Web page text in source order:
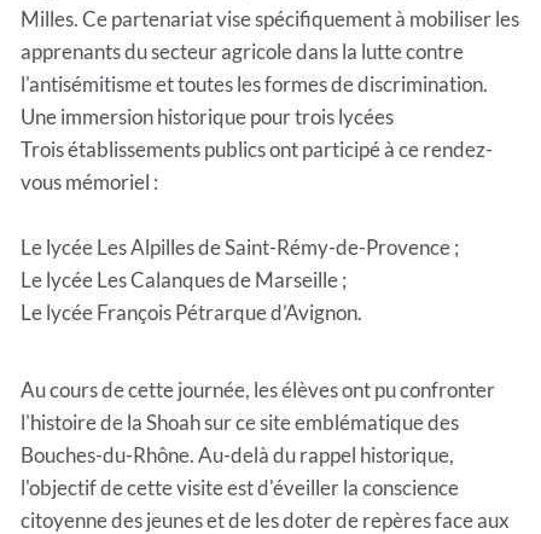
Milles. Ce partenariat vise spécifiquement à mobiliser les
apprenants du secteur agricole dans la lutte contre
l'antisémitisme et toutes les formes de discrimination.
Une immersion historique pour trois lycées
Trois établissements publics ont participé à ce rendez-
vous mémoriel :
Le lycée Les Alpilles de Saint-Rémy-de-Provence ;
Le lycée Les Calanques de Marseille ;
Le lycée François Pétrarque d’Avignon.
Au cours de cette journée, les élèves ont pu confronter
l'histoire de la Shoah sur ce site emblématique des
Bouches-du-Rhône. Au-delà du rappel historique,
l'objectif de cette visite est d'éveiller la conscience
citoyenne des jeunes et de les doter de repères face aux